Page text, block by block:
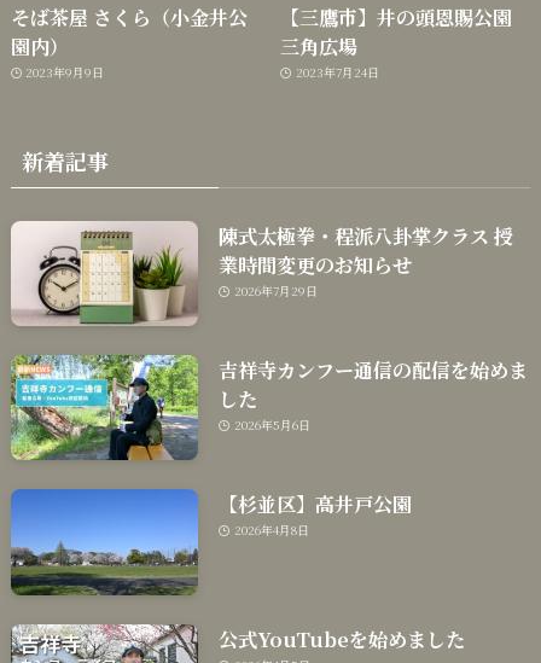
そば茶屋 さくら（小金井公
園内）
2023年9月9日
【三鷹市】井の頭恩賜公園
三角広場
2023年7月24日
新着記事
陳式太極拳・程派八卦掌クラス 授
業時間変更のお知らせ
2026年7月29日
吉祥寺カンフー通信の配信を始めま
した
2026年5月6日
【杉並区】高井戸公園
2026年4月8日
公式YouTubeを始めました